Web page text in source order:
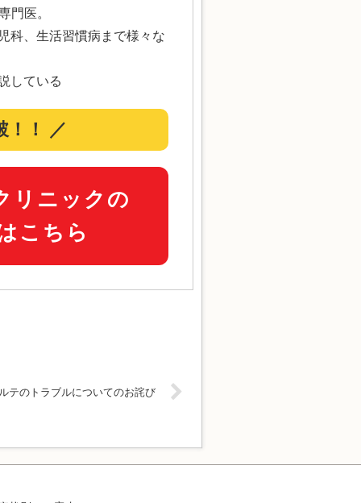
門医。
科、生活習慣病まで様々な
している
！！ ／
リニックの
こちら
テのトラブルについてのお詫び